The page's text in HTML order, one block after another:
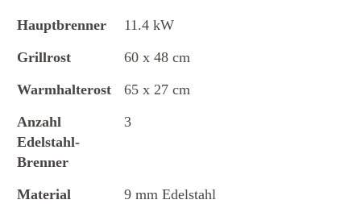
Hauptbrenner
11.4 kW
Grillrost
60 x 48 cm
Warmhalterost
65 x 27 cm
Anzahl
Edelstahl-
Brenner
3
Material
9 mm Edelstahl